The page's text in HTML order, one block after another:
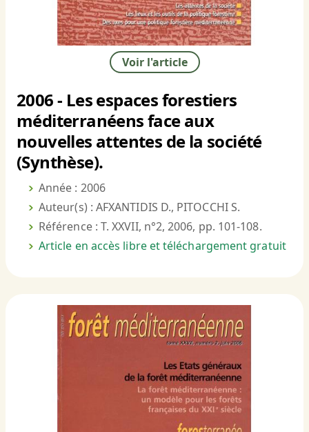
Voir l'article
2006 - Les espaces forestiers
méditerranéens face aux
nouvelles attentes de la société
(Synthèse).
Année : 2006
Auteur(s) : AFXANTIDIS D., PITOCCHI S.
Référence : T. XXVII, n°2, 2006, pp. 101-108.
Article en accès libre et téléchargement gratuit